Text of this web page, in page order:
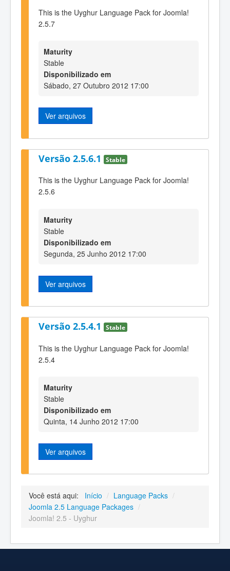
This is the Uyghur Language Pack for Joomla!
2.5.7
Maturity
Stable
Disponibilizado em
Sábado, 27 Outubro 2012 17:00
Ver arquivos
Versão 2.5.6.1 Stable
This is the Uyghur Language Pack for Joomla!
2.5.6
Maturity
Stable
Disponibilizado em
Segunda, 25 Junho 2012 17:00
Ver arquivos
Versão 2.5.4.1 Stable
This is the Uyghur Language Pack for Joomla!
2.5.4
Maturity
Stable
Disponibilizado em
Quinta, 14 Junho 2012 17:00
Ver arquivos
Você está aqui: Início / Language Packs /
Joomla 2.5 Language Packages /
Joomla! 2.5 - Uyghur